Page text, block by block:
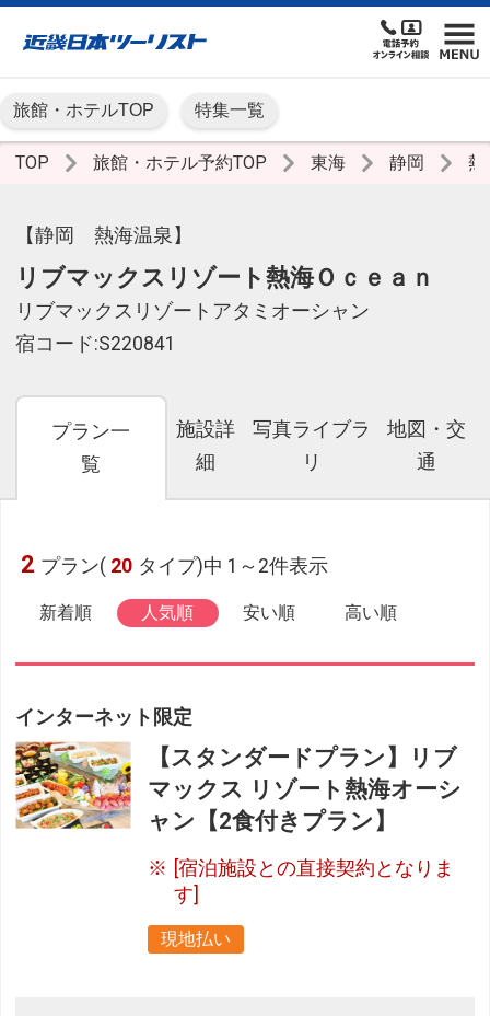
旅館・ホテルTOP 特集一覧
TOP 旅館・ホテル予約TOP 東海 静岡
【静岡 熱海温泉】
リブマックスリゾート熱海Ｏｃｅａｎ
リブマックスリゾートアタミオーシャン
宿コード:S220841
プラン一
覧
施設詳
細
写真ライブラ
リ
地図・交
通
2 プラン( 20 タイプ)中 1～2件表示
新着順 人気順 安い順 高い順
インターネット限定
【スタンダードプラン】リブ
マックス リゾート熱海オーシ
ャン【2食付きプラン】
[宿泊施設との直接契約となりま
す]
現地払い